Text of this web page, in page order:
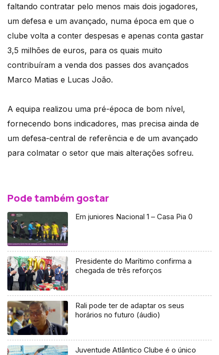
faltando contratar pelo menos mais dois jogadores,
um defesa e um avançado, numa época em que o
clube volta a conter despesas e apenas conta gastar
3,5 milhões de euros, para os quais muito
contribuíram a venda dos passes dos avançados
Marco Matias e Lucas João.
A equipa realizou uma pré-época de bom nível,
fornecendo bons indicadores, mas precisa ainda de
um defesa-central de referência e de um avançado
para colmatar o setor que mais alterações sofreu.
Pode também gostar
Em juniores Nacional 1 – Casa Pia 0
Presidente do Marítimo confirma a
chegada de três reforços
Rali pode ter de adaptar os seus
horários no futuro (áudio)
Juventude Atlântico Clube é o único